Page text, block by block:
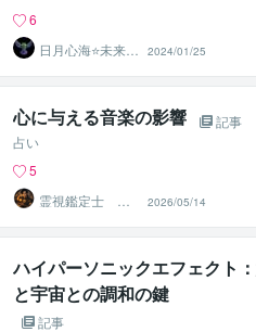
6
日月心海⭐未来灯
火
2024/01/25
心に与える音楽の影響
記事
占い
5
霊視鑑定士 昴
流PRO ※ブログ
更新中
2026/05/14
ハイパーソニックエフェクト
と宇宙との調和の鍵
記事